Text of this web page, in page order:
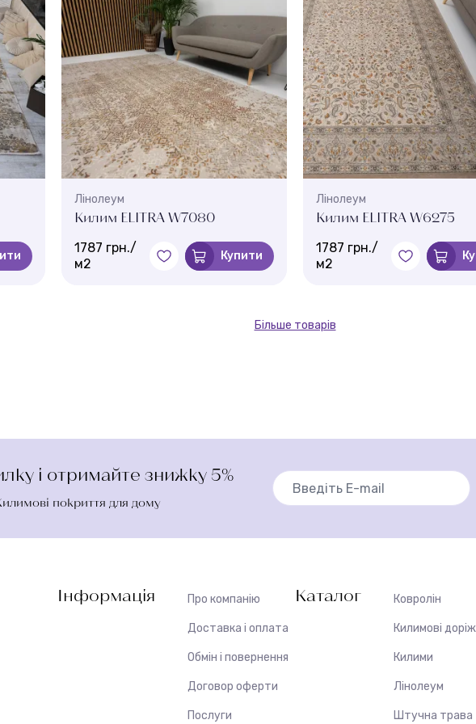
Лінолеум
Килим ELITRA W7080
1787 грн./
м2
Купити
Лінолеум
Килим ELITRA W6275
1787 грн./
м2
Більше товарів
і отримайте знижку 5%
покриття для дому
Інформація Про компанію
Доставка і оплата
Обмін і повернення
Договор оферти
Послуги
Каталог Ковролін
Килимові
Килими
Лінолеум
Штучна трава